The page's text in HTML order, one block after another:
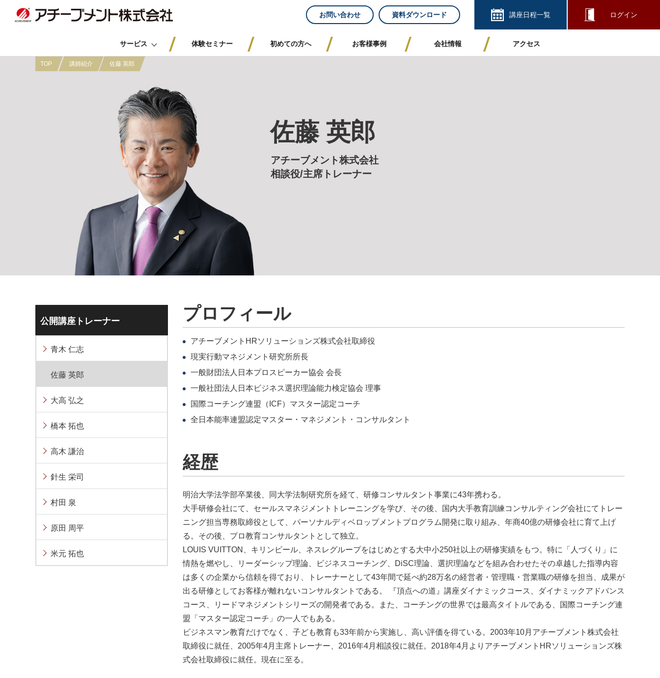
お問い合わせ 資料ダウンロード 講座日程一覧 ログイン
サービス 体験セミナー 初めての方へ お客様事例 会社情報 アクセス
TOP 講師紹介 佐藤 英郎
佐藤 英郎
アチーブメント株式会社
相談役/主席トレーナー
公開講座トレーナー
青木 仁志
佐藤 英郎
大高 弘之
橋本 拓也
高木 謙治
針生 栄司
村田 泉
原田 周平
米元 拓也
プロフィール
アチーブメントHRソリューションズ株式会社取締役
現実行動マネジメント研究所所長
一般財団法人日本プロスピーカー協会 会長
一般社団法人日本ビジネス選択理論能力検定協会 理事
国際コーチング連盟（ICF）マスター認定コーチ
全日本能率連盟認定マスター・マネジメント・コンサルタント
経歴
明治大学法学部卒業後、同大学法制研究所を経て、研修コンサルタント事業に43年携わる。
大手研修会社にて、セールスマネジメントトレーニングを学び、その後、国内大手教育訓練コンサルティング会社にてトレー
ニング担当専務取締役として、パーソナルディベロップメントプログラム開発に取り組み、年商40億の研修会社に育て上げ
る。その後、プロ教育コンサルタントとして独立。
LOUIS VUITTON、キリンビール、ネスレグループをはじめとする大中小250社以上の研修実績をもつ。特に「人づくり」に
情熱を燃やし、リーダーシップ理論、ビジネスコーチング、DiSC理論、選択理論などを組み合わせたその卓越した指導内容
は多くの企業から信頼を得ており、トレーナーとして43年間で延べ約28万名の経営者・管理職・営業職の研修を担当、成果が
出る研修としてお客様が離れないコンサルタントである。 『頂点への道』講座ダイナミックコース、ダイナミックアドバンス
コース、リードマネジメントシリーズの開発者である。また、コーチングの世界では最高タイトルである、国際コーチング連
盟「マスター認定コーチ」の一人でもある。
ビジネスマン教育だけでなく、子ども教育も33年前から実施し、高い評価を得ている。2003年10月アチーブメント株式会社
取締役に就任、2005年4月主席トレーナー、2016年4月相談役に就任。2018年4月よりアチーブメントHRソリューションズ株
式会社取締役に就任。現在に至る。